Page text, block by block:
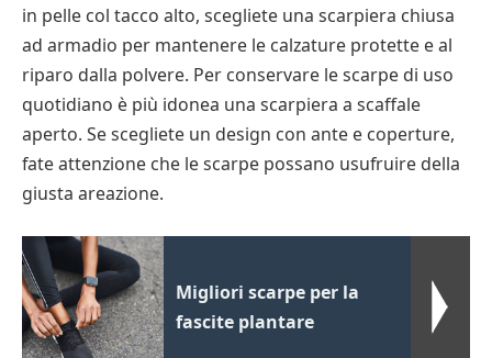
in pelle col tacco alto, scegliete una scarpiera chiusa
ad armadio per mantenere le calzature protette e al
riparo dalla polvere. Per conservare le scarpe di uso
quotidiano è più idonea una scarpiera a scaffale
aperto. Se scegliete un design con ante e coperture,
fate attenzione che le scarpe possano usufruire della
giusta areazione.
Migliori scarpe per la
fascite plantare